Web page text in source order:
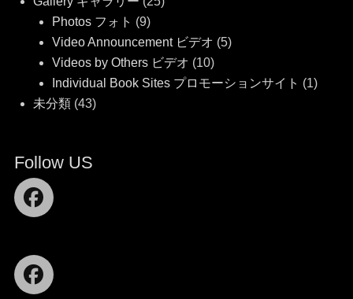
Photos フォト (9)
Video Announcement ビデオ (5)
Videos by Others ビデオ (10)
Individual Book Sites プロモーションサイト (1)
未分類(43)
Follow US
Facebook
Facebook